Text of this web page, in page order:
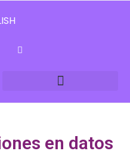
en datos